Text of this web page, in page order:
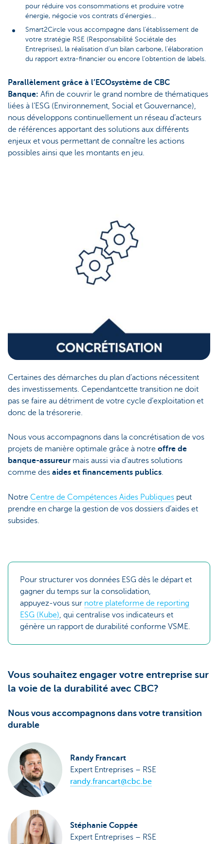
pour réduire vos consommations et produire votre
énergie, négocie vos contrats d’énergies…
Smart2Circle vous accompagne dans l’établissement de
votre stratégie RSE (Responsabilité Sociétale des
Entreprises), la réalisation d’un bilan carbone, l’élaboration
du rapport extra-financier ou encore l’obtention de labels.
Parallèlement grâce à l’ECOsystème de CBC
Banque: Afin de couvrir le grand nombre de thématiques
liées à l’ESG (Environnement, Social et Gouvernance),
nous développons continuellement un réseau d’acteurs
de références apportant des solutions aux différents
enjeux et vous permettant de connaître les actions
possibles ainsi que les montants en jeu.
Certaines des démarches du plan d’actions nécessitent
des investissements. Cependantcette transition ne doit
pas se faire au détriment de votre cycle d’exploitation et
donc de la trésorerie.
Nous vous accompagnons dans la concrétisation de vos
projets de manière optimale grâce à notre offre de
banque-assureur mais aussi via d’autres solutions
comme des aides et financements publics.
Notre Centre de Compétences Aides Publiques peut
prendre en charge la gestion de vos dossiers d’aides et
subsides.
Pour structurer vos données ESG dès le départ et
gagner du temps sur la consolidation,
appuyez‑vous sur notre plateforme de reporting
ESG (Kube), qui centralise vos indicateurs et
génère un rapport de durabilité conforme VSME.
Vous souhaitez engager votre entreprise sur
la voie de la durabilité avec CBC?
Nous vous accompagnons dans votre transition
durable
Randy Francart
Expert Entreprises – RSE
randy.francart@cbc.be
Stéphanie Coppée
Expert Entreprises – RSE